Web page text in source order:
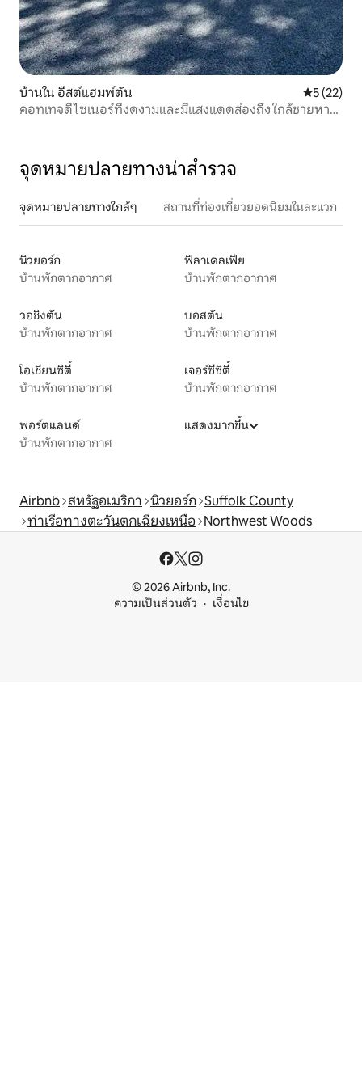
บ้านใน อีสต์แฮมพ์ตัน คะแนนเฉลี่
5 (22)
คอทเทจดีไซเนอร์ที่งดงามและมีแสงแดดส่องถึง ใกล้ชายหาด
จุดหมายปลายทางน่าสำรวจ
จุดหมายปลายทางใกล้ๆ สถานที่ท่องเที่ยวยอดนิยมในละแวก
นิวยอร์ก
บ้านพักตากอากาศ
ฟิลาเดลเฟีย
บ้านพักตากอากาศ
วอชิงตัน
บ้านพักตากอากาศ
บอสตัน
บ้านพักตากอากาศ
โอเชียนซิตี้
บ้านพักตากอากาศ
เจอร์ซีซิตี้
บ้านพักตากอากาศ
พอร์ตแลนด์
บ้านพักตากอากาศ
แสดงมากขึ้น
Airbnb สหรัฐอเมริกา นิวยอร์ก Suffolk County
ท่าเรือทางตะวันตกเฉียงเหนือ Northwest Woods
© 2026 Airbnb, Inc.
ความเป็นส่วนตัว
เงื่อนไข